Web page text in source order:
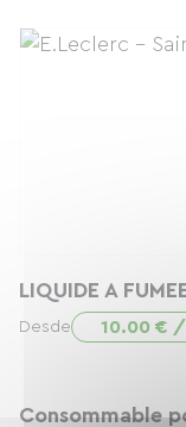
LIQUIDE A
Desde 10.00 €
Consommable